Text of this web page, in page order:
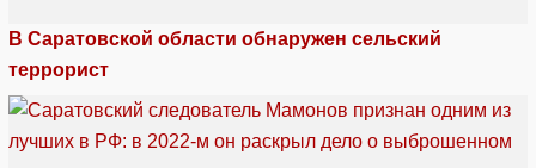
В Саратовской области обнаружен сельский
террорист